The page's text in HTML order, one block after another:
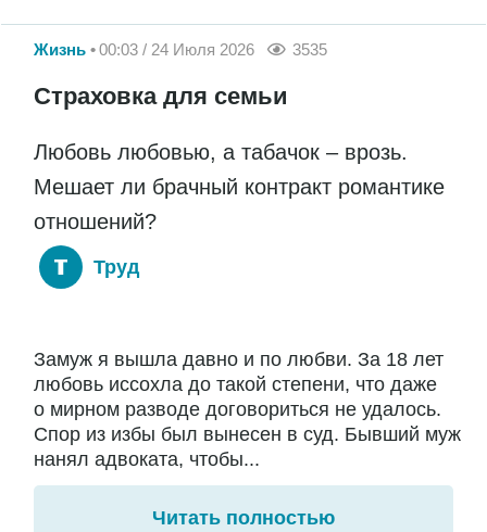
Жизнь 00:03 / 24 Июля 2026 3535
Страховка для семьи
Любовь любовью, а табачок – врозь.
Мешает ли брачный контракт романтике
отношений?
Труд
Замуж я вышла давно и по любви. За 18 лет
любовь иссохла до такой степени, что даже
о мирном разводе договориться не удалось.
Спор из избы был вынесен в суд. Бывший муж
нанял адвоката, чтобы...
Читать полностью